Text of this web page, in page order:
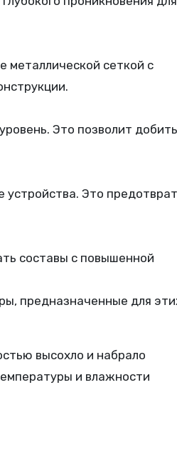
металлической сеткой с
Это позволит
устройства. Это
составы с повышенной
предназначенные для
высохло и набрало
и влажности